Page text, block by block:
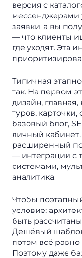
версия с
мессенджерами
заявки, а вы
— что клиенты
где уходят. Эта
Типичная
так. На первом
дизайн,
туров,
базовый блог,
личный
расширенный
— интеграции с
системами,
аналитика.
Чтобы
условие:
быть
Дешёвый
потом всё
Поэтому даже